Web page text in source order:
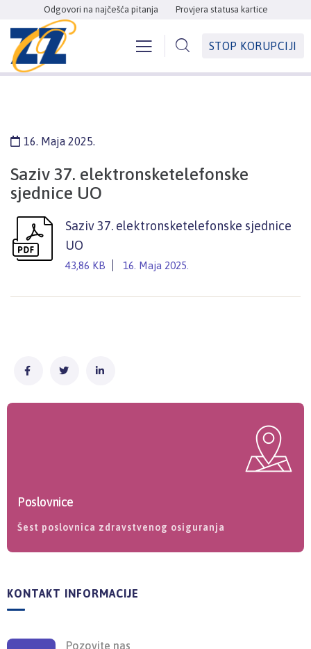
Odgovori na najčešća pitanja Provjera statusa kartice
STOP KORUPCIJI
16. Maja 2025.
Saziv 37. elektronsketelefonske
sjednice UO
Saziv 37. elektronsketelefonske sjednice
UO
43,86 KB 16. Maja 2025.
Poslovnice
Šest poslovnica zdravstvenog osiguranja
KONTAKT INFORMACIJE
Pozovite nas